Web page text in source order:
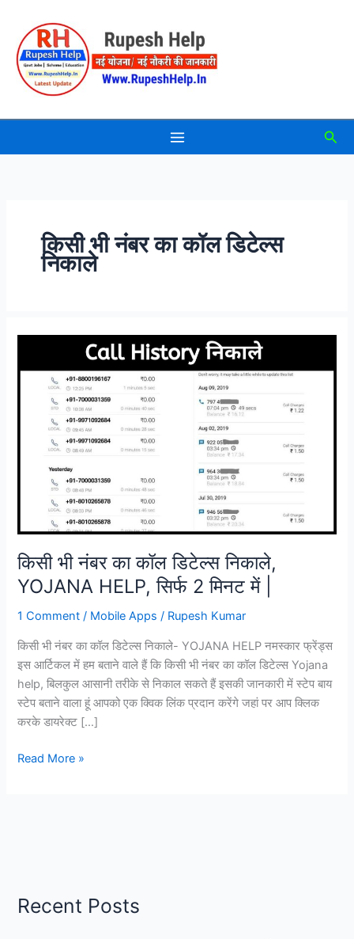
content
किसी भी नंबर का कॉल डिटेल्स
निकाले
किसी भी नंबर का कॉल डिटेल्स निकाले,
YOJANA HELP, सिर्फ 2 मिनट में |
1 Comment / Mobile Apps / Rupesh Kumar
किसी भी नंबर का कॉल डिटेल्स निकाले- YOJANA HELP नमस्कार फ्रेंड्स
इस आर्टिकल में हम बताने वाले हैं कि किसी भी नंबर का कॉल डिटेल्स Yojana
help, बिलकुल आसानी तरीके से निकाल सकते हैं इसकी जानकारी में स्टेप बाय
स्टेप बताने वाला हूं आपको एक क्विक लिंक प्रदान करेंगे जहां पर आप क्लिक
करके डायरेक्ट […]
किसी
HELP,
Read More »
Recent Posts